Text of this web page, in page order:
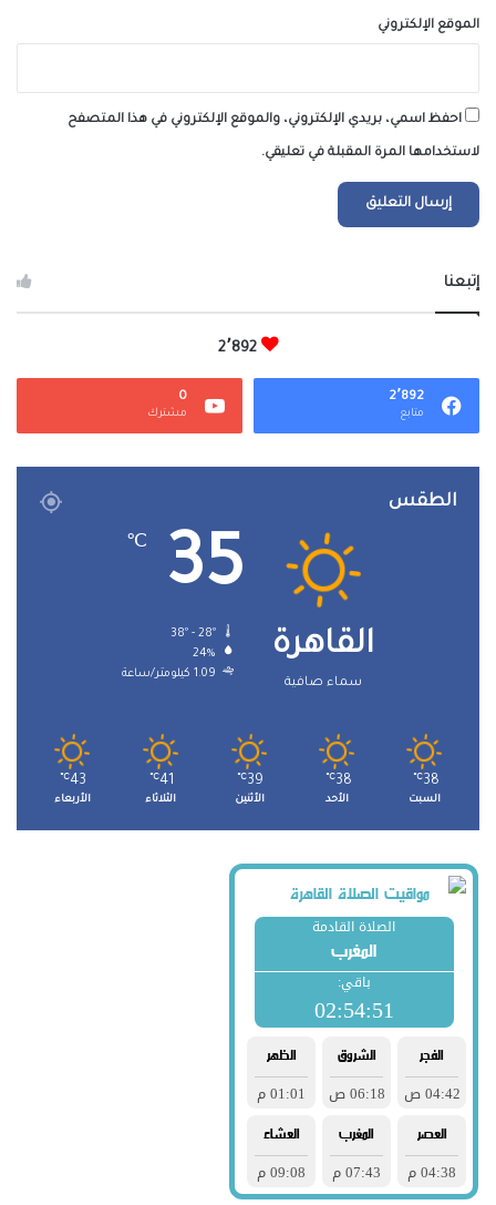
الموقع الإلكتروني
احفظ اسمي، بريدي الإلكتروني، والموقع الإلكتروني في هذا المتصفح
لاستخدامها المرة المقبلة في تعليقي.
إتبعنا
2٬892
2٬892
متابع
0
مشترك
الطقس
القاهرة
سماء صافية
35
℃
24%
1.09 كيلومتر/ساعة
38
℃
السبت
38
℃
الأحد
39
℃
الأثنين
41
℃
الثلاثاء
43
℃
الأربعاء